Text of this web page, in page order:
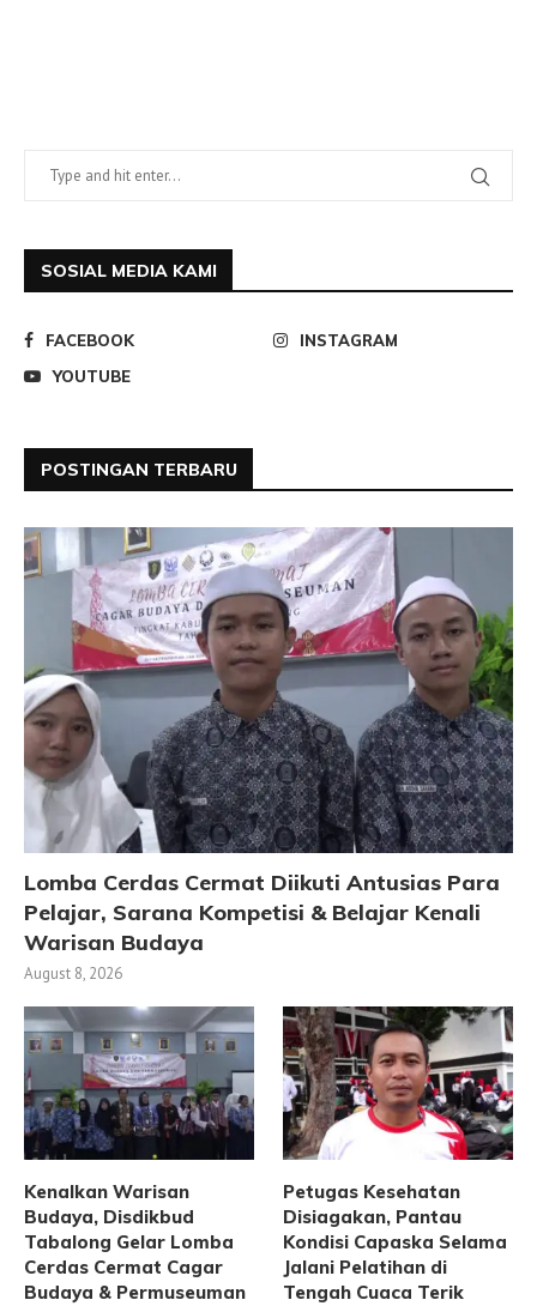
SOSIAL MEDIA KAMI
FACEBOOK
INSTAGRAM
YOUTUBE
POSTINGAN TERBARU
Lomba Cerdas Cermat Diikuti Antusias Para
Pelajar, Sarana Kompetisi & Belajar Kenali
Warisan Budaya
August 8, 2026
Kenalkan Warisan
Budaya, Disdikbud
Tabalong Gelar Lomba
Cerdas Cermat Cagar
Budaya & Permuseuman
Petugas Kesehatan
Disiagakan, Pantau
Kondisi Capaska Selama
Jalani Pelatihan di
Tengah Cuaca Terik